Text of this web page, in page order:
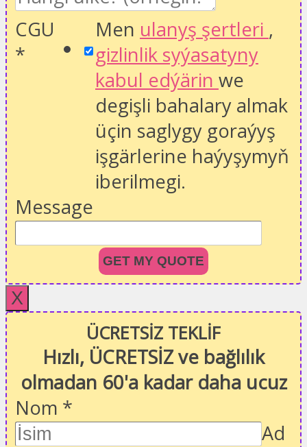
CGU
*
Men ulanyş şertleri ,
gizlinlik syýasatyny
kabul edýärin we
degişli bahalary almak
üçin saglygy goraýyş
işgärlerine haýyşymyň
iberilmegi.
Message
GET MY QUOTE
X
ÜCRETSİZ TEKLİF
Hızlı, ÜCRETSİZ ve bağlılık
olmadan 60'a kadar daha ucuz
Nom *
Ad